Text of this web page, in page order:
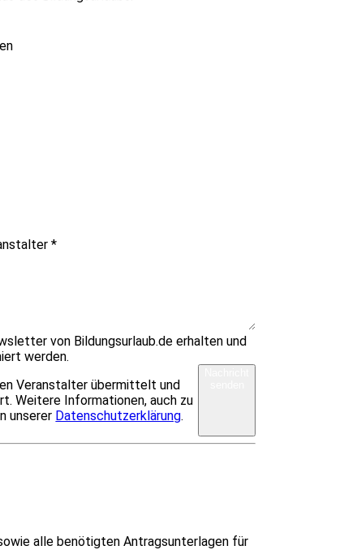
*
von Bildungsurlaub.de erhalten und
werden.
Veranstalter übermittelt und
Weitere Informationen, auch zu
unserer Datenschutzerklärung.
alle benötigten Antragsunterlagen für